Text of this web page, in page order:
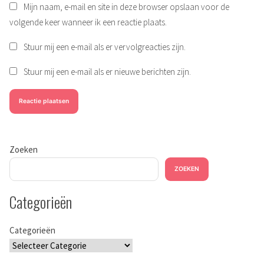
Mijn naam, e-mail en site in deze browser opslaan voor de
volgende keer wanneer ik een reactie plaats.
Stuur mij een e-mail als er vervolgreacties zijn.
Stuur mij een e-mail als er nieuwe berichten zijn.
Zoeken
ZOEKEN
Categorieën
Categorieën